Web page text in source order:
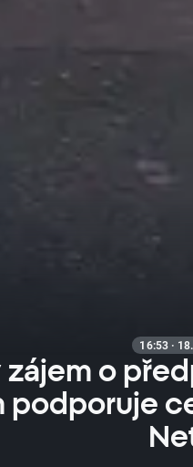
16:53 ·
zájem o
podporuje